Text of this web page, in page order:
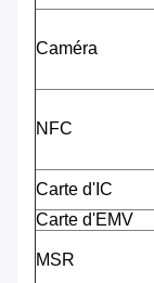
Caméra
NFC
Carte d'IC
Carte d'EMV
MSR